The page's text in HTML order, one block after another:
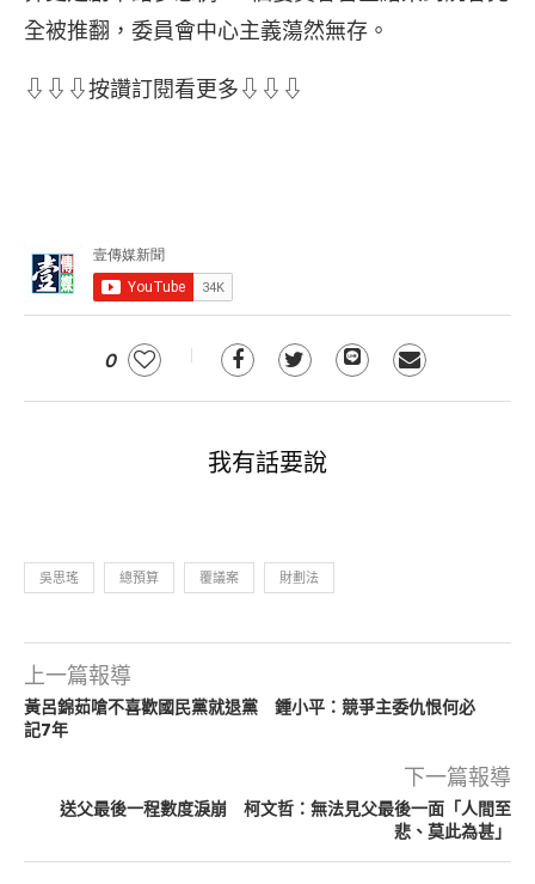
全被推翻，委員會中心主義蕩然無存。
⇩⇩⇩按讚訂閱看更多⇩⇩⇩
0
我有話要說
吳思瑤 總預算 覆議案 財劃法
上一篇報導
黃呂錦茹嗆不喜歡國民黨就退黨 鍾小平：競爭主委仇恨何必
記7年
下一篇報導
送父最後一程數度淚崩 柯文哲：無法見父最後一面「人間至
悲、莫此為甚」